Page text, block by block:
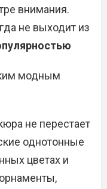
внимания.
не выходит из
модным
не перестает
однотонные
цветах и